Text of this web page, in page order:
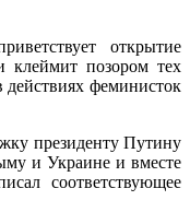
открытие
клеймит позором тех
действиях феминисток
президенту Путину
и Украине и вместе
соответствующее